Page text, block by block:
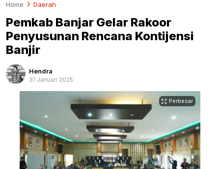
Home Daerah
Pemkab Banjar Gelar Rakoor
Penyusunan Rencana Kontijensi
Banjir
Hendra
31 Januari 2025
Perbesar